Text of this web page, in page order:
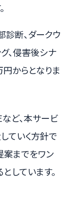
診断、ダークウ
、侵害後シナ
からとなりま
ど、本サービ
ていく方針で
案までをワン
しています。